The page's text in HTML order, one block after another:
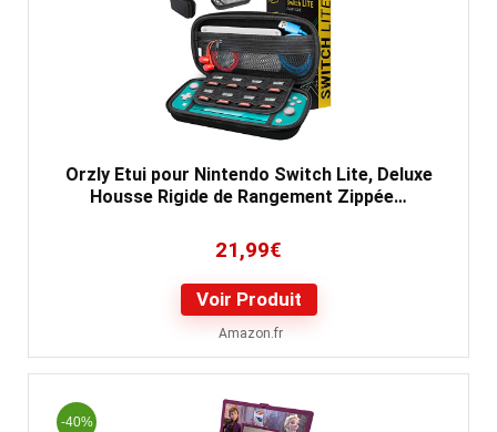
Orzly Etui pour Nintendo Switch Lite, Deluxe
Housse Rigide de Rangement Zippée…
21,99€
Voir Produit
Amazon.fr
-40%